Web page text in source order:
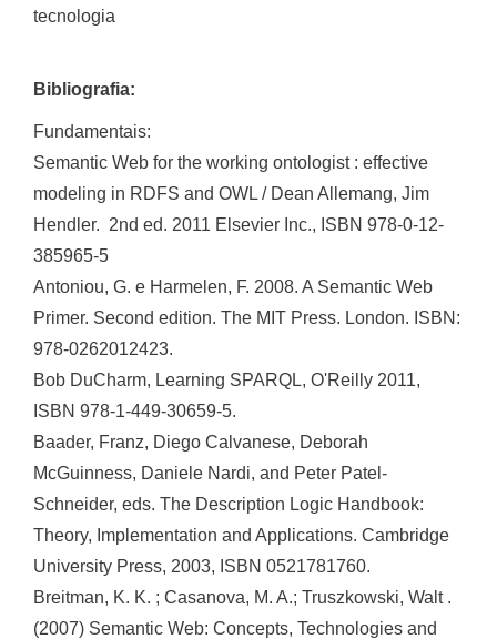
tecnologia
Bibliografia:
Fundamentais:
Semantic Web for the working ontologist : effective
modeling in RDFS and OWL / Dean Allemang, Jim
Hendler.  2nd ed. 2011 Elsevier Inc., ISBN 978-0-12-
385965-5
Antoniou, G. e Harmelen, F. 2008. A Semantic Web
Primer. Second edition. The MIT Press. London. ISBN:
978-0262012423.
Bob DuCharm, Learning SPARQL, O'Reilly 2011,
ISBN 978-1-449-30659-5.
Baader, Franz, Diego Calvanese, Deborah
McGuinness, Daniele Nardi, and Peter Patel-
Schneider, eds. The Description Logic Handbook:
Theory, Implementation and Applications. Cambridge
University Press, 2003, ISBN 0521781760.
Breitman, K. K. ; Casanova, M. A.; Truszkowski, Walt .
(2007) Semantic Web: Concepts, Technologies and